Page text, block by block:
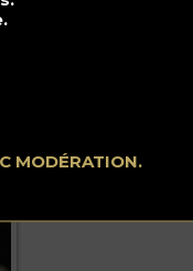
MODÉRATION.